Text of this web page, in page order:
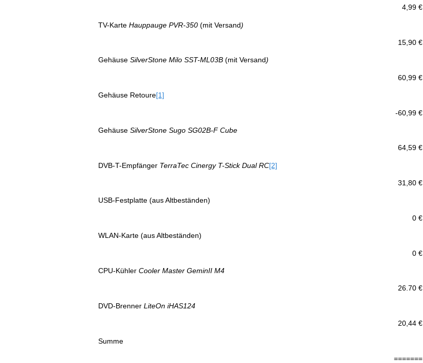
4,99 €
TV-Karte Hauppauge PVR-350 (mit Versand)
15,90 €
Gehäuse SilverStone Milo SST-ML03B (mit Versand)
60,99 €
Gehäuse Retoure[1]
-60,99 €
Gehäuse SilverStone Sugo SG02B-F Cube
64,59 €
DVB-T-Empfänger TerraTec Cinergy T-Stick Dual RC[2]
31,80 €
USB-Festplatte (aus Altbeständen)
0 €
WLAN-Karte (aus Altbeständen)
0 €
CPU-Kühler Cooler Master GeminII M4
26.70 €
DVD-Brenner LiteOn iHAS124
20,44 €
Summe
=======